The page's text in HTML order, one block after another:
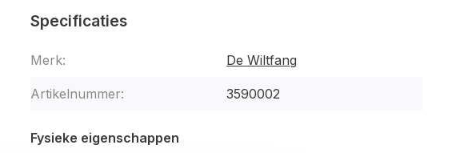
Specificaties
Merk: De Wiltfang
Artikelnummer: 3590002
Fysieke eigenschappen